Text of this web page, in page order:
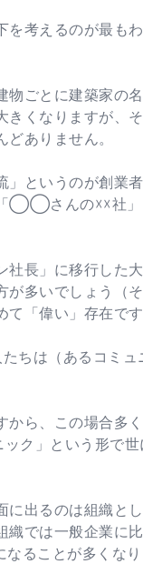
考えるのが最も
ごとに建築家の
くなりますが、
ありません。
というのが創業
◯◯さんの☓☓社」
長」に移行した
多いでしょう（
「偉い」存在です
ちは（あるコミ
ら、この場合多
」という形で世
出るのは組織と
では一般企業に
ることが多くなり